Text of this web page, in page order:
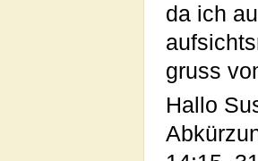
da ich
gruss
Hallo